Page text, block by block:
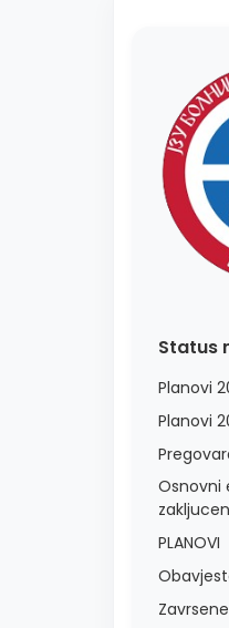
Status
Planovi
Planovi
Osnovni
PLANOVI
Zavrsene